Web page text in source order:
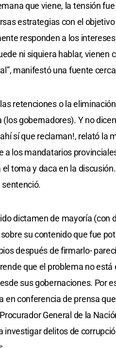
que viene, la tensión
estrategias con el
responden a los
ni siquiera hablar, vienen
manifestó una fuente
retenciones o la
gobernadores). Y no
sí que reclaman!, relató la
a los mandatarios
toma y daca en la
sentenció.
dictamen de mayoría (con
su contenido que fue
después de firmarlo-
que el problema no
sus gobernaciones. Por
en conferencia de prensa
General de la
investigar delitos de